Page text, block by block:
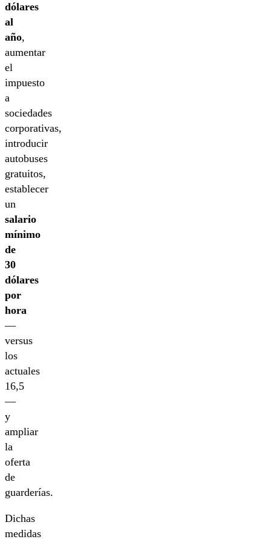
dólares
al
año,
aumentar
el
impuesto
a
sociedades
corporativas,
introducir
autobuses
gratuitos,
establecer
un
salario
mínimo
de
30
dólares
por
hora
—
versus
los
actuales
16,5
—
y
ampliar
la
oferta
de
guarderías.
Dichas
medidas